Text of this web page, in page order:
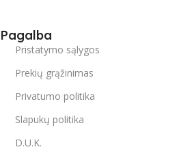
Pagalba
Pristatymo sąlygos
Prekių grąžinimas
Privatumo politika
Slapukų politika
D.U.K.